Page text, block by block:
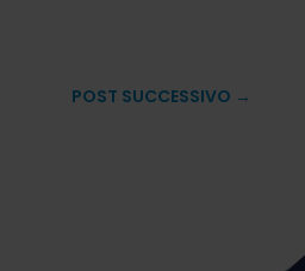
POST SUCCESSIVO →